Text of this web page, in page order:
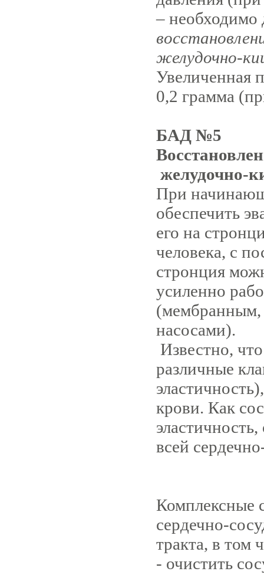
– необходимо
желудочно-
Увеличенная
0,2 грамма
БАД №5
желудочно-
При
обеспечить
его на
человека, с
стронция
усиленно
насосами).
Известно,
различные
крови. Как
всей
Комплексные
сердечно-
тракта, в том
- очистить